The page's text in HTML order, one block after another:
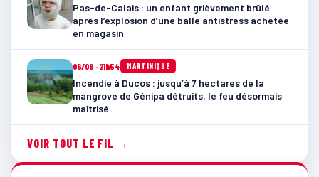
Pas-de-Calais : un enfant grièvement brûlé
après l’explosion d’une balle antistress achetée
en magasin
06/08 · 21h54 MARTINIQUE
Incendie à Ducos : jusqu’à 7 hectares de la
mangrove de Génipa détruits, le feu désormais
maîtrisé
VOIR TOUT LE FIL →